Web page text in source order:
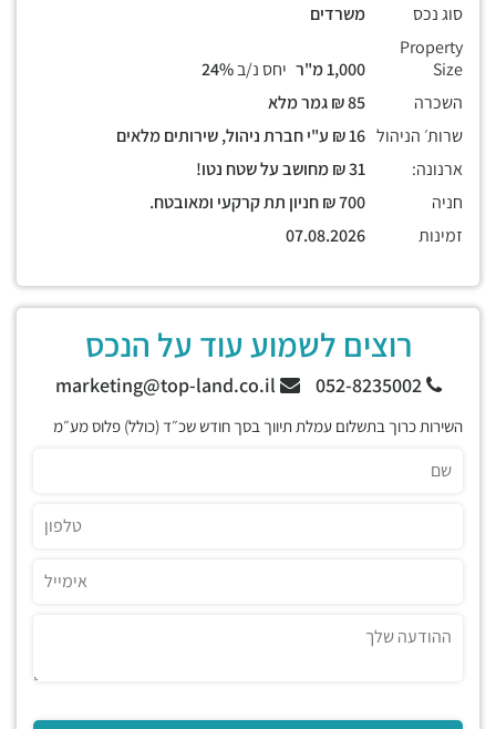
סוג נכס
משרדים
Property
Size
יחס נ/ב
השכרה
שרות׳ הניהול
ארנונה:
חניה
זמינות
רוצים לשמוע עוד על הנכס
052-8235002
השירות כרוך בתשלום עמלת תיווך בסך חודש שכ״ד (כולל) פלוס מע״מ